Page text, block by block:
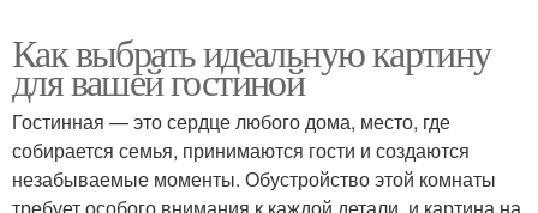
Как выбрать идеальную картину
для вашей гостиной
Гостинная — это сердце любого дома, место, где
собирается семья, принимаются гости и создаются
незабываемые моменты. Обустройство этой комнаты
требует особого внимания к каждой детали, и картина на